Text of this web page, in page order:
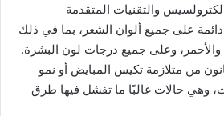
والتقنيات المتقدمة
على جميع ألوان الشعر، بما في ذلك
والأحمر، وعلى جميع درجات لون البشرة.
من متلازمة تكيس المبايض أو نمو
وهي حالات غالبًا ما تفشل فيها طرق